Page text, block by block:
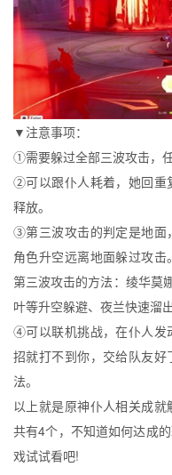
▼注意事项：
①需要躲过全部三波攻击，
②可以跟仆人耗着，她回重
释放。
③第三波攻击的判定是地面
角色升空远离地面躲过攻
第三波攻击的方法：绫华莫
叶等升空躲避、夜兰快速
④可以联机挑战，在仆人发
招就打不到你，交给队友
法。
以上就是原神仆人相关成
共有4个，不知道如何达成
戏试试看吧!